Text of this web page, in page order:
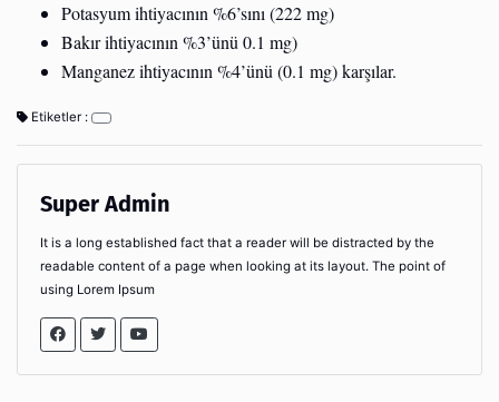
Potasyum ihtiyacının %6’sını (222 mg)
Bakır ihtiyacının %3’ünü 0.1 mg)
Manganez ihtiyacının %4’ünü (0.1 mg) karşılar.
Etiketler :
Super Admin
It is a long established fact that a reader will be distracted by the
readable content of a page when looking at its layout. The point of
using Lorem Ipsum